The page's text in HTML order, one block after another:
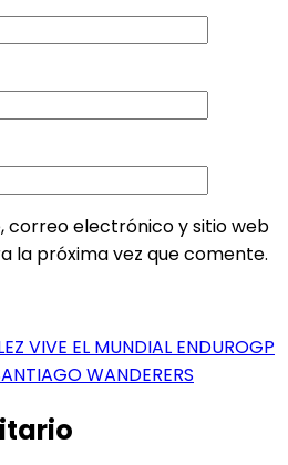
correo electrónico y sitio web
la próxima vez que comente.
VIVE EL MUNDIAL ENDUROGP
WANDERERS